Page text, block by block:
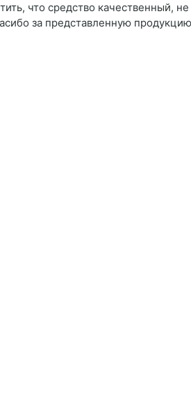
что средство качественный,
за представленную